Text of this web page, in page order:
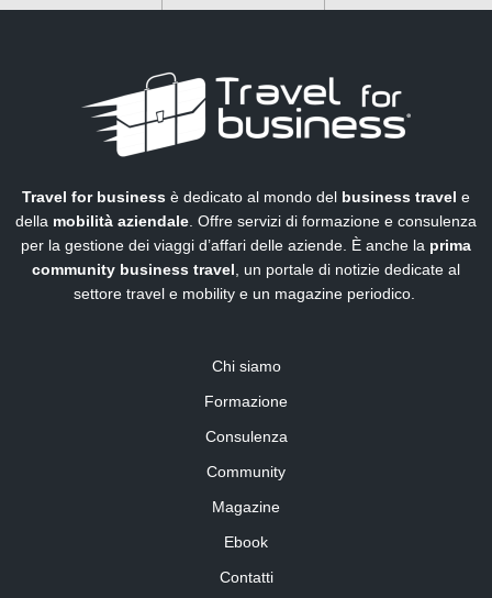
Travel for business è dedicato al mondo del business travel e
della mobilità aziendale . Offre servizi di formazione e consulenza
per la gestione dei viaggi d’affari delle aziende. È anche la prima
community business travel , un portale di notizie dedicate al
settore travel e mobility e un magazine periodico.
Chi siamo
Formazione
Consulenza
Community
Magazine
Ebook
Contatti